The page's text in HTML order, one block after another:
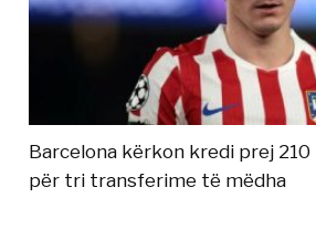
Barcelona kërkon kredi prej
për tri transferime të mëdha